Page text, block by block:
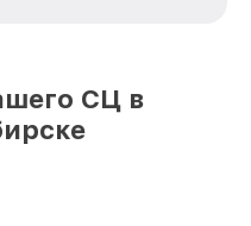
Fortuna в городе
повышая уровень
СЦ в